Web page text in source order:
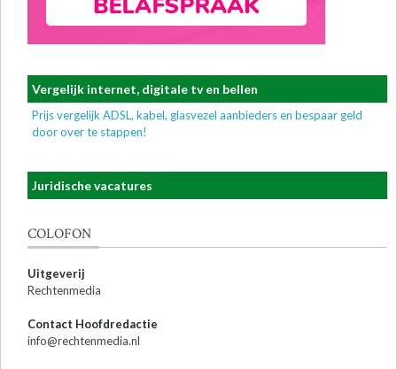
Vergelijk internet, digitale tv en bellen
Prijs vergelijk ADSL, kabel, glasvezel aanbieders en bespaar geld
door over te stappen!
Juridische vacatures
COLOFON
Uitgeverij
Rechtenmedia
Contact Hoofdredactie
info@rechtenmedia.nl